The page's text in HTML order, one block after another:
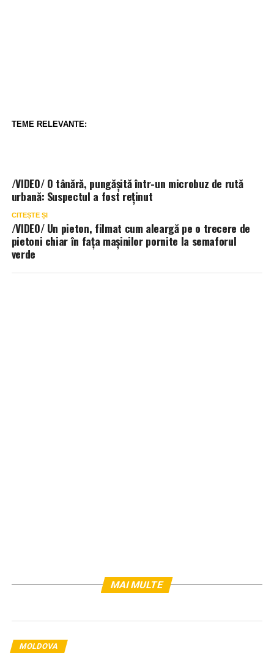
TEME RELEVANTE:
/VIDEO/ O tânără, pungășită într-un microbuz de rută
urbană: Suspectul a fost reținut
CITEȘTE ȘI
/VIDEO/ Un pieton, filmat cum aleargă pe o trecere de
pietoni chiar în fața mașinilor pornite la semaforul
verde
MAI MULTE
MOLDOVA